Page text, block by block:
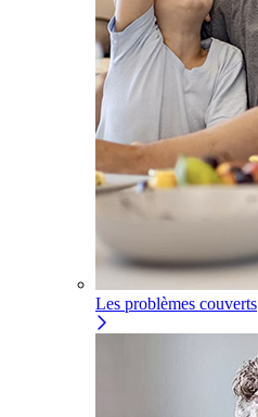
Les problèmes couverts